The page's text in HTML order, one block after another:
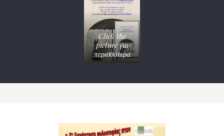
Click the
picture για
περισσότερα